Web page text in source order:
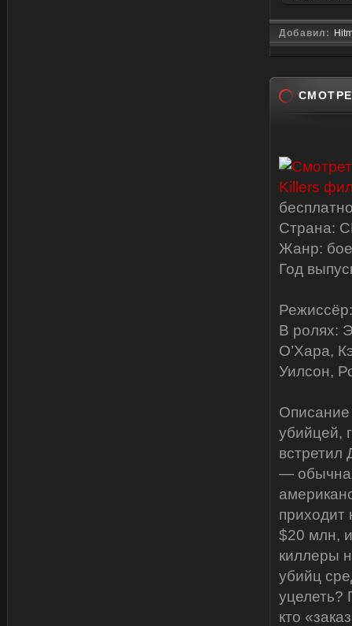
Добавил:
Страна:
Жанр:
Год
В ролях:
О’Хара,
Уилсон,
убийцей,
встретил
—
приходит
$20 млн,
киллеры
убийц
уцелеть?
кто